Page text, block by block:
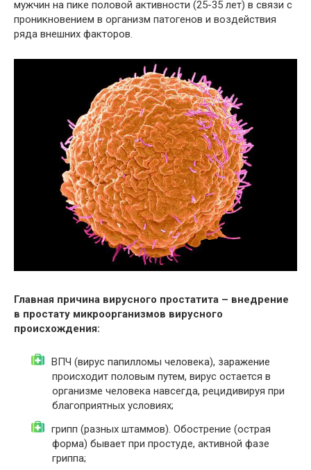
мужчин на пике половой активности (25-35 лет) в связи с
проникновением в организм патогенов и воздействия
ряда внешних факторов.
Главная причина вирусного простатита – внедрение
в простату микроорганизмов вирусного
происхождения:
ВПЧ (вирус папилломы человека), заражение
происходит половым путем, вирус остается в
организме человека навсегда, рецидивируя при
благоприятных условиях;
грипп (разных штаммов). Обострение (острая
форма) бывает при простуде, активной фазе
гриппа;